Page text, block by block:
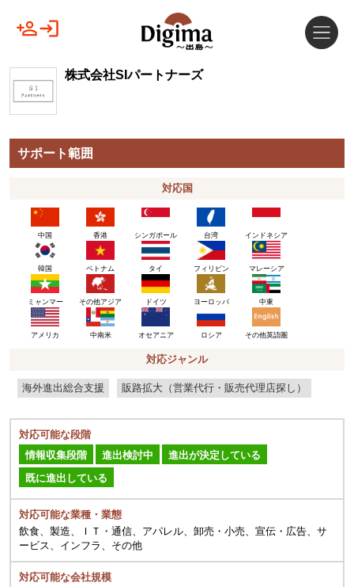
株式会社SIパートナーズ
サポート範囲
対応国
中国 香港 シンガポール 台湾 インドネシア
韓国 ベトナム タイ フィリピン マレーシア
ミャンマー その他アジア ドイツ ヨーロッパ 中東
アメリカ 中南米 オセアニア ロシア その他英語圏
対応ジャンル
海外進出総合支援 販路拡大（営業代行・販売代理店探し）
対応可能な段階
情報収集段階
進出検討中
進出が決定している
既に進出している
対応可能な業種・業態
飲食、製造、ＩＴ・通信、アパレル、卸売・小売、宣伝・広告、サ
ービス、インフラ、その他
対応可能な会社規模